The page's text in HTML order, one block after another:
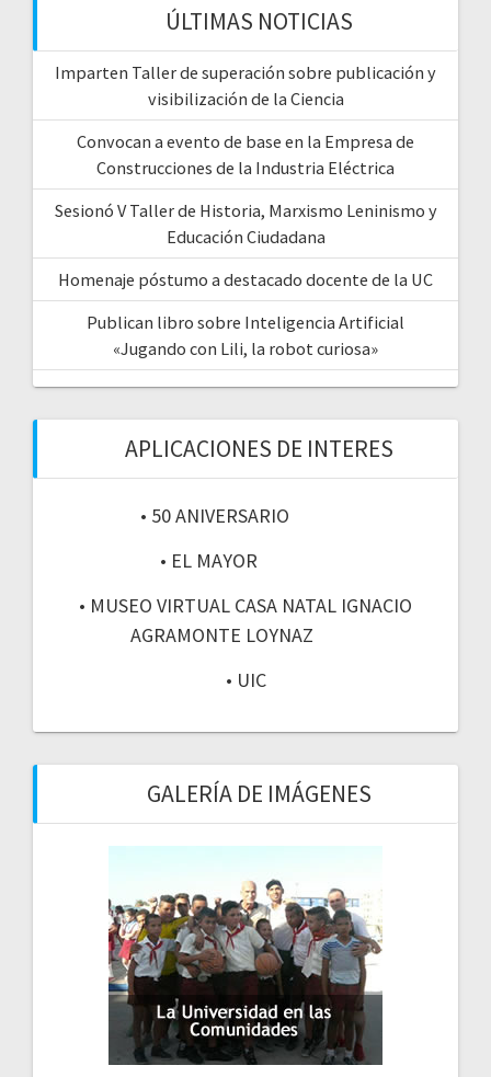
ÚLTIMAS NOTICIAS
Imparten Taller de superación sobre publicación y
visibilización de la Ciencia
Convocan a evento de base en la Empresa de
Construcciones de la Industria Eléctrica
Sesionó V Taller de Historia, Marxismo Leninismo y
Educación Ciudadana
Homenaje póstumo a destacado docente de la UC
Publican libro sobre Inteligencia Artificial
«Jugando con Lili, la robot curiosa»
APLICACIONES DE INTERES
• 50 ANIVERSARIO
• EL MAYOR
• MUSEO VIRTUAL CASA NATAL IGNACIO
AGRAMONTE LOYNAZ
• UIC
GALERÍA DE IMÁGENES